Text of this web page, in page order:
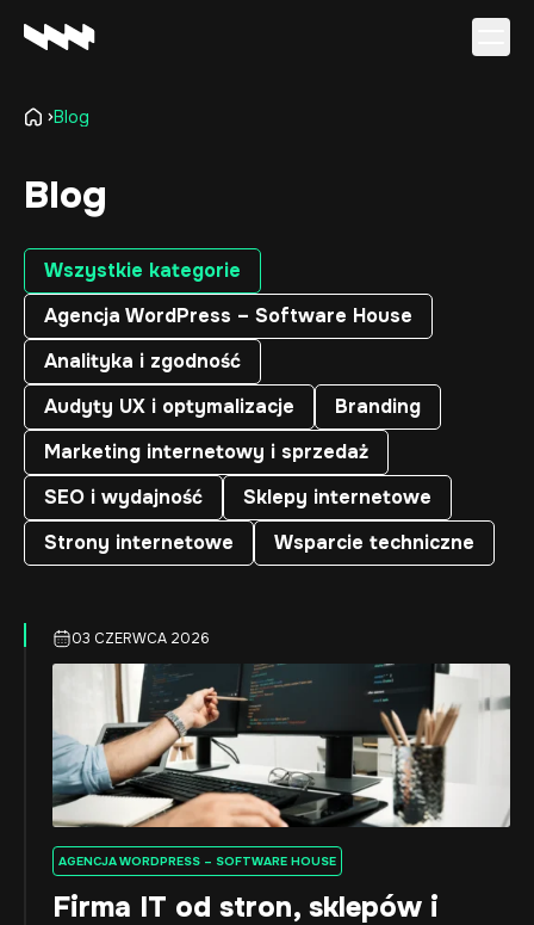
O firmie
Baza wiedzy
Kontakt
Blog
Blog
Wszystkie kategorie
Agencja WordPress – Software House
Analityka i zgodność
Audyty UX i optymalizacje
Branding
Marketing internetowy i sprzedaż
SEO i wydajność
Sklepy internetowe
Strony internetowe
Wsparcie techniczne
03 CZERWCA 2026
AGENCJA WORDPRESS – SOFTWARE HOUSE
Firma IT od stron, sklepów i